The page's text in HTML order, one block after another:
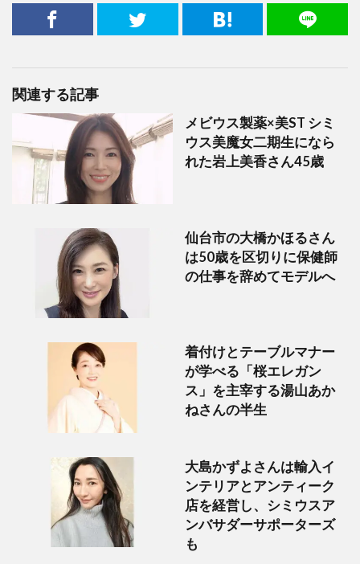
関連する記事
メビウス製薬×美ST シミ
ウス美魔女二期生になら
れた岩上美香さん45歳
仙台市の大橋かほるさん
は50歳を区切りに保健師
の仕事を辞めてモデルへ
着付けとテーブルマナー
が学べる「桜エレガン
ス」を主宰する湯山あか
ねさんの半生
大島かずよさんは輸入イ
ンテリアとアンティーク
店を経営し、シミウスア
ンバサダーサポーターズ
も